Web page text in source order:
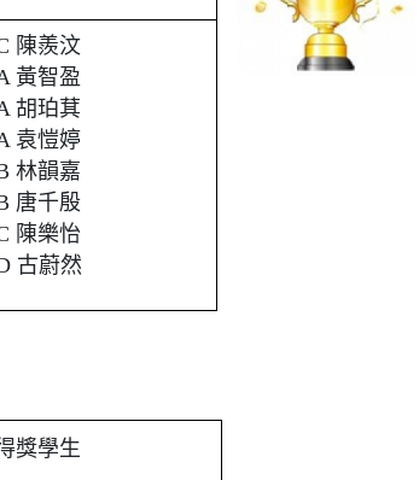
陳羨汶
黃智盈
胡珀萁
袁愷婷
林韻嘉
唐千殷
陳樂怡
古蔚然
獎學生